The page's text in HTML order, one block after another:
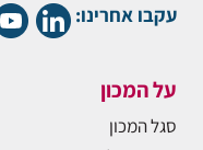
עקבו אחרינו:
על המכון
סגל המכון